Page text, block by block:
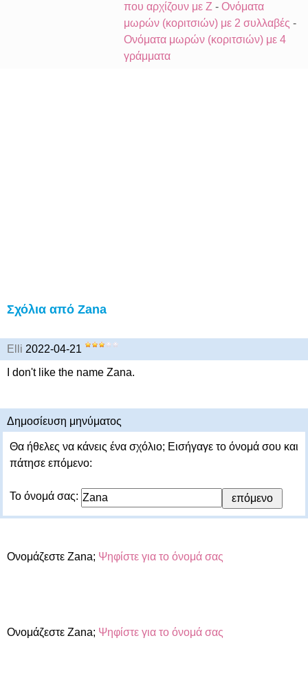
που αρχίζουν με Z - Ονόματα
μωρών (κοριτσιών) με 2 συλλαβές -
Ονόματα μωρών (κοριτσιών) με 4
γράμματα
Σχόλια από Zana
Elli 2022-04-21
I don't like the name Zana.
Δημοσίευση μηνύματος
Θα ήθελες να κάνεις ένα σχόλιο; Εισήγαγε το όνομά σου και
πάτησε επόμενο:
Το όνομά σας:
Ονομάζεστε Zana; Ψηφίστε για το όνομά σας
Ονομάζεστε Zana; Ψηφίστε για το όνομά σας